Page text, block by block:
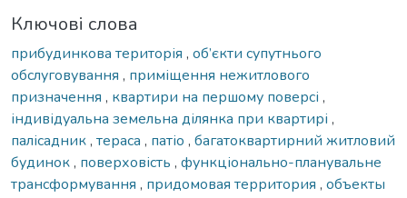
Ключові слова
прибудинкова територія , об’єкти супутнього
обслуговування , приміщення нежитлового
призначення , квартири на першому поверсі ,
індивідуальна земельна ділянка при квартирі ,
палісадник, тераса , патіо , багатоквартирний житловий
будинок, поверховість , функціонально-планувальне
трансформування , придомовая территория , объекты